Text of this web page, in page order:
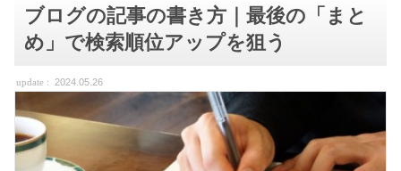
ブログの記事の書き方｜最後の「まと
め」で検索順位アップを狙う
2024.05.26